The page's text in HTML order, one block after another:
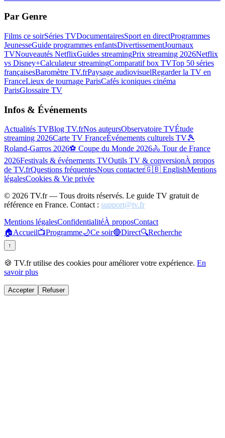
Par Genre
Films ce soirSéries TVDocumentairesSport en directProgrammes
JeunesseGuide programmes enfantsDivertissementJournaux
TVNouveautés NetflixGuides streamingPrix streaming 2026Netflix
vs Disney+Calculateur streamingComparatif box TVTop 50 séries
françaisesBaromètre TV.frPaysage audiovisuelRegarder la TV en
FranceLieux de tournage ParisCafés iconiques cinéma
ParisGlossaire TV
Infos & Événements
Actualités TVBlog TV.frNos auteursObservatoire TVÉtude
streaming 2026Carte TV FranceÉvénements culturels TV🎾
Roland-Garros 2026⚽ Coupe du Monde 2026🚴 Tour de France
2026Festivals & événements TVOutils TV & conversionÀ propos
de TV.frQuestions fréquentesNous contacter🇬🇧 EnglishMentions
légalesCookies & Vie privée
© 2026 TV.fr — Tous droits réservés. Le guide TV gratuit de
référence en France. Contact : support@tv.fr
Mentions légalesConfidentialitéÀ proposContact
🏠Accueil📺Programme🌙Ce soir🔴Direct🔍Recherche
↑
🍪 TV.fr utilise des cookies pour améliorer votre expérience. En
savoir plus
Accepter Refuser